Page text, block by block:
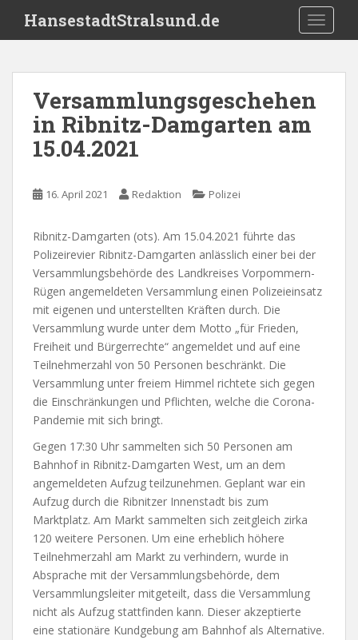
i
HansestadtStralsund.de
Versammlungsgeschehen
in Ribnitz-Damgarten am
15.04.2021
16. April 2021 Redaktion Polizei
Ribnitz-Damgarten (ots). Am 15.04.2021 führte das
Polizeirevier Ribnitz-Damgarten anlässlich einer bei der
Versammlungsbehörde des Landkreises Vorpommern-
Rügen angemeldeten Versammlung einen Polizeieinsatz
mit eigenen und unterstellten Kräften durch. Die
Versammlung wurde unter dem Motto „für Frieden,
Freiheit und Bürgerrechte“ angemeldet und auf eine
Teilnehmerzahl von 50 Personen beschränkt. Die
Versammlung unter freiem Himmel richtete sich gegen
die Einschränkungen und Pflichten, welche die Corona-
Pandemie mit sich bringt.
Gegen 17:30 Uhr sammelten sich 50 Personen am
Bahnhof in Ribnitz-Damgarten West, um an dem
angemeldeten Aufzug teilzunehmen. Geplant war ein
Aufzug durch die Ribnitzer Innenstadt bis zum
Marktplatz. Am Markt sammelten sich zeitgleich zirka
120 weitere Personen. Um eine erheblich höhere
Teilnehmerzahl am Markt zu verhindern, wurde in
Absprache mit der Versammlungsbehörde, dem
Versammlungsleiter mitgeteilt, dass die Versammlung
nicht als Aufzug stattfinden kann. Dieser akzeptierte
eine stationäre Kundgebung am Bahnhof als Alternative.